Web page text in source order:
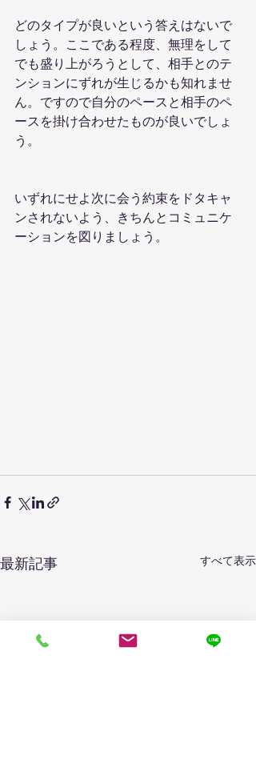
どのタイプが良いという答えはないで
しょう。ここである程度、無理をして
でも盛り上がろうとして、相手とのテ
ンションにずれが生じるかも知れませ
ん。ですので自分のペースと相手のペ
ースを掛け合わせたものが良いでしょ
う。
いずれにせよ次に会う約束をドタキャ
ンされないよう、きちんとコミュニケ
ーションを図りましょう。
最新記事 すべて表示